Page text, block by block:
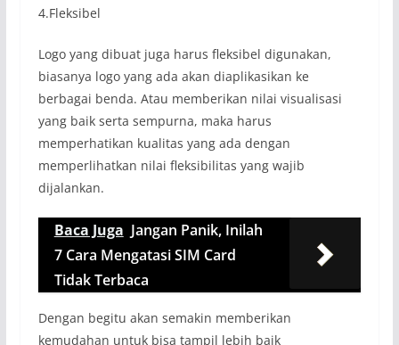
4.Fleksibel
Logo yang dibuat juga harus fleksibel digunakan,
biasanya logo yang ada akan diaplikasikan ke
berbagai benda. Atau memberikan nilai visualisasi
yang baik serta sempurna, maka harus
memperhatikan kualitas yang ada dengan
memperlihatkan nilai fleksibilitas yang wajib
dijalankan.
Baca Juga Jangan Panik, Inilah
7 Cara Mengatasi SIM Card
Tidak Terbaca
Dengan begitu akan semakin memberikan
kemudahan untuk bisa tampil lebih baik